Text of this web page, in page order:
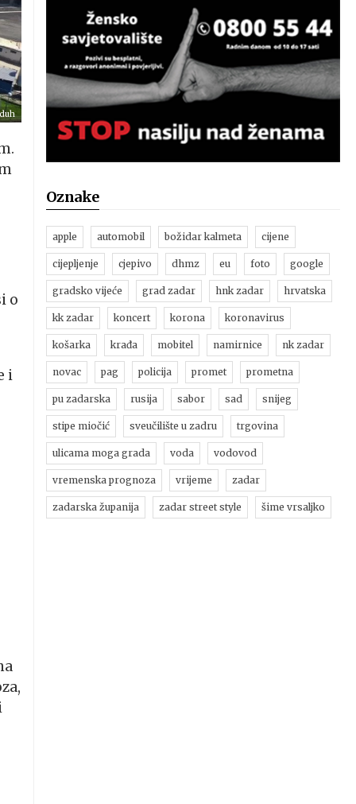
o
i
Oznake
apple automobil božidar kalmeta cijene
cijepljenje cjepivo dhmz eu foto google
gradsko vijeće grad zadar hnk zadar hrvatska
kk zadar koncert korona koronavirus
košarka krađa mobitel namirnice nk zadar
novac pag policija promet prometna
pu zadarska rusija sabor sad snijeg
stipe miočić sveučilište u zadru trgovina
ulicama moga grada voda vodovod
vremenska prognoza vrijeme zadar
zadarska županija zadar street style šime vrsaljko